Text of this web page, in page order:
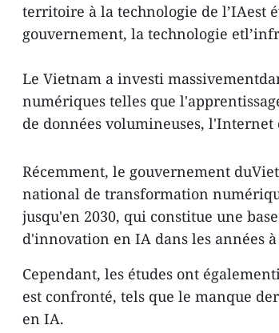
territoire à la technologie de l’IAest
gouvernement, la technologie
Le Vietnam a investi
numériques telles que
de données volumineuses,
Récemment, le gouvernement
national de transformation
jusqu'en 2030, qui constitue une
d'innovation en IA dans les années
Cependant, les études ont
est confronté, tels que le manque
en IA.